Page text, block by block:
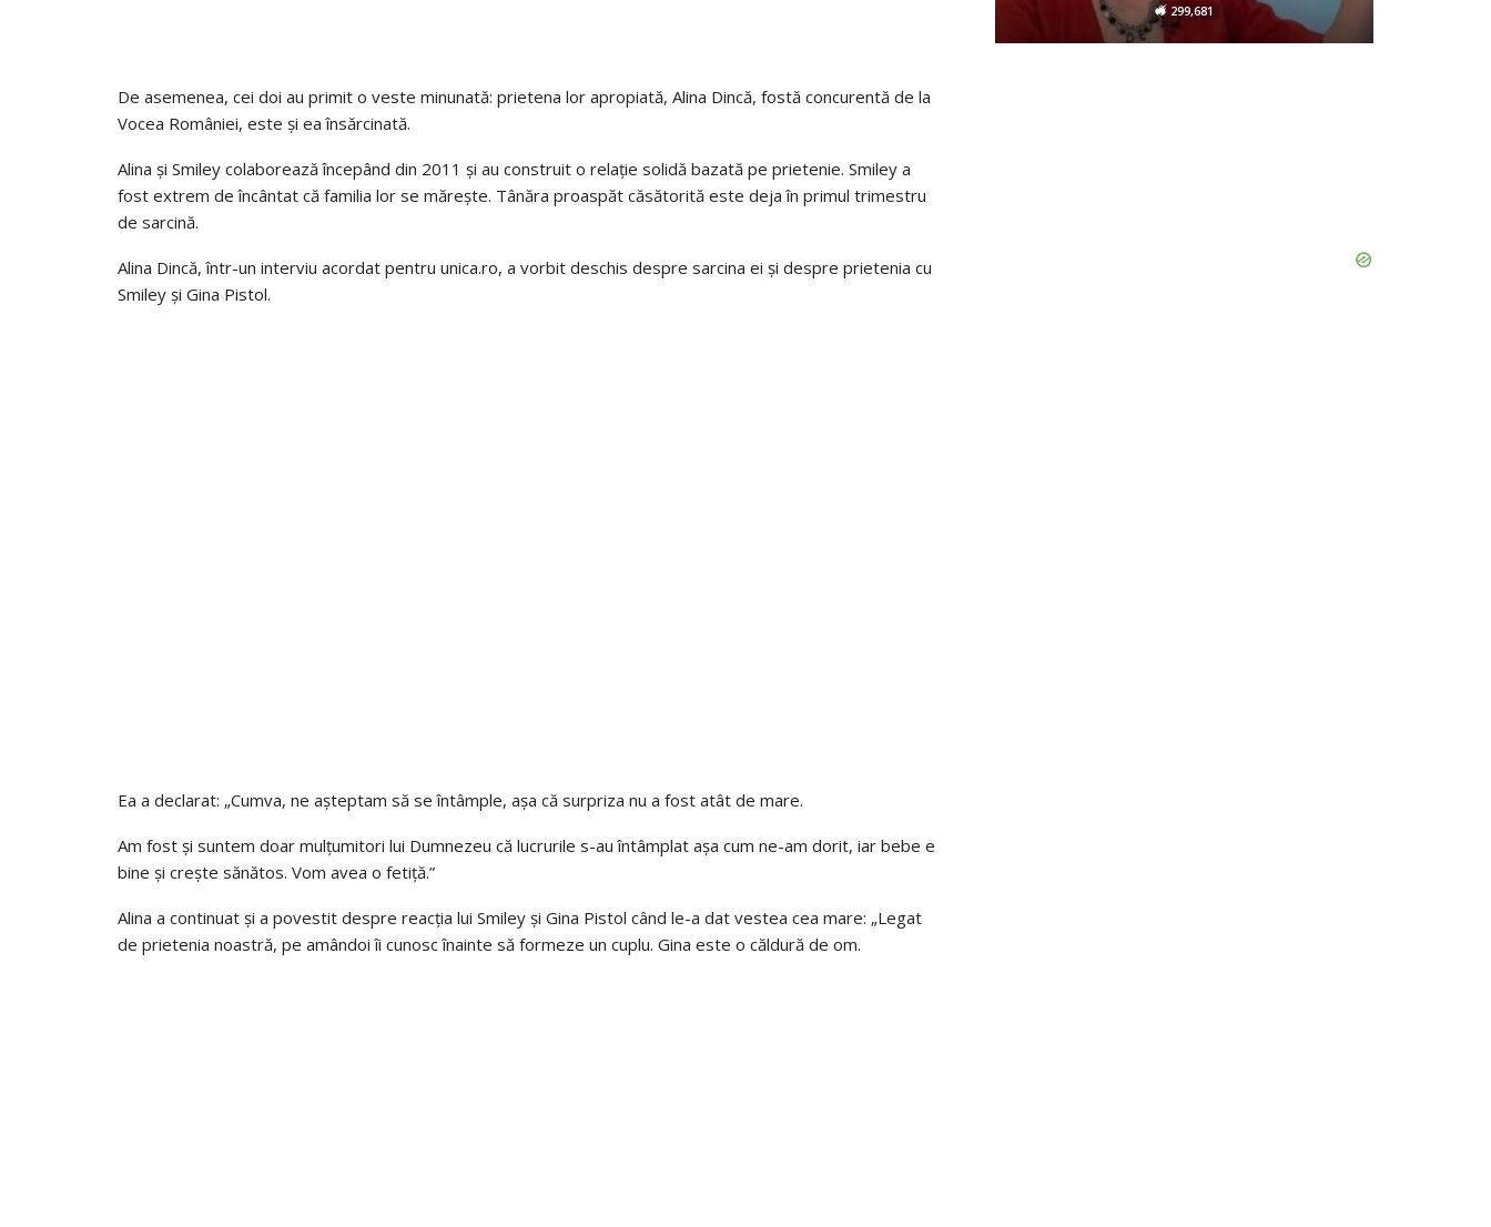
De asemenea, cei doi au primit o veste minunată: prietena lor apropiată, Alina Dincă, fostă concurentă de la
Vocea României, este și ea însărcinată.
Alina și Smiley colaborează începând din 2011 și au construit o relație solidă bazată pe prietenie. Smiley a
fost extrem de încântat că familia lor se mărește. Tânăra proaspăt căsătorită este deja în primul trimestru
de sarcină.
Alina Dincă, într-un interviu acordat pentru unica.ro, a vorbit deschis despre sarcina ei și despre prietenia cu
Smiley și Gina Pistol.
Ea a declarat: „Cumva, ne așteptam să se întâmple, așa că surpriza nu a fost atât de mare.
Am fost și suntem doar mulțumitori lui Dumnezeu că lucrurile s-au întâmplat așa cum ne-am dorit, iar bebe e
bine și crește sănătos. Vom avea o fetiță.”
Alina a continuat și a povestit despre reacția lui Smiley și Gina Pistol când le-a dat vestea cea mare: „Legat
de prietenia noastră, pe amândoi îi cunosc înainte să formeze un cuplu. Gina este o căldură de om.
299,681